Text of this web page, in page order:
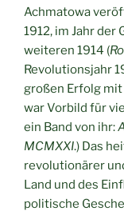
Achmatowa
1912, im Jahr der
weiteren 1914 (
Revolutionsjahr
großen Erfolg
war Vorbild für
ein Band von ihr:
MCMXXI.) Das
revolutionärer
Land und des
politische